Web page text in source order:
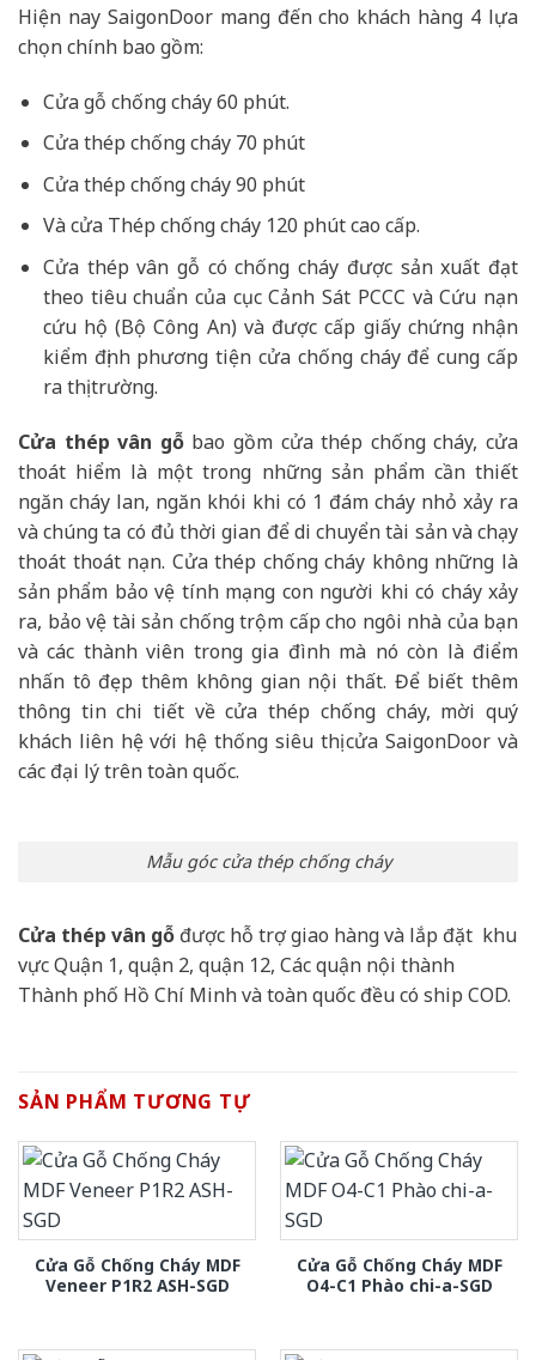
Hiện nay SaigonDoor mang đến cho khách hàng 4 lựa
chọn chính bao gồm:
Cửa gỗ chống cháy 60 phút.
Cửa thép chống cháy 70 phút
Cửa thép chống cháy 90 phút
Và cửa Thép chống cháy 120 phút cao cấp.
Cửa thép vân gỗ có chống cháy được sản xuất đạt
theo tiêu chuẩn của cục Cảnh Sát PCCC và Cứu nạn
cứu hộ (Bộ Công An) và được cấp giấy chứng nhận
kiểm định phương tiện cửa chống cháy để cung cấp
ra thị trường.
Cửa thép vân gỗbao gồm cửa thép chống cháy, cửa
thoát hiểm là một trong những sản phẩm cần thiết
ngăn cháy lan, ngăn khói khi có 1 đám cháy nhỏ xảy ra
và chúng ta có đủ thời gian để di chuyển tài sản và chạy
thoát thoát nạn. Cửa thép chống cháy không những là
sản phẩm bảo vệ tính mạng con người khi có cháy xảy
ra, bảo vệ tài sản chống trộm cấp cho ngôi nhà của bạn
và các thành viên trong gia đình mà nó còn là điểm
nhấn tô đẹp thêm không gian nội thất. Để biết thêm
thông tin chi tiết về cửa thép chống cháy, mời quý
khách liên hệ với hệ thống siêu thị cửa SaigonDoor và
các đại lý trên toàn quốc.
Mẫu góc cửa thép chống cháy
Cửa thép vân gỗ được hỗ trợ giao hàng và lắp đặt khu
vực Quận 1, quận 2, quận 12, Các quận nội thành
Thành phố Hồ Chí Minh và toàn quốc đều có ship COD.
SẢN PHẨM TƯƠNG TỰ
Cửa Gỗ Chống Cháy MDF
Veneer P1R2 ASH-SGD
Cửa Gỗ Chống Cháy MDF
O4-C1 Phào chi-a-SGD